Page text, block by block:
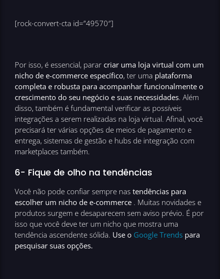
[rock-convert-cta id=”49570″]
Por isso, é essencial, parar criar uma loja virtual com um
nicho de e-commerce específico, ter uma plataforma
completa e robusta para acompanhar funcionalmente o
crescimento do seu negócio e suas necessidades. Além
disso, também é fundamental verificar as possíveis
integrações a serem realizadas na loja virtual. Afinal, você
precisará ter várias opções de meios de pagamento e
entrega, sistemas de gestão e hubs de integração com
marketplaces também.
6- Fique de olho na tendências
Você não pode confiar sempre nas tendências para
escolher um nicho de e-commerce . Muitas novidades e
produtos surgem e desaparecem sem aviso prévio. É por
isso que você deve ter um nicho que mostra uma
tendência ascendente sólida. Use o Google Trends para
pesquisar suas opções.